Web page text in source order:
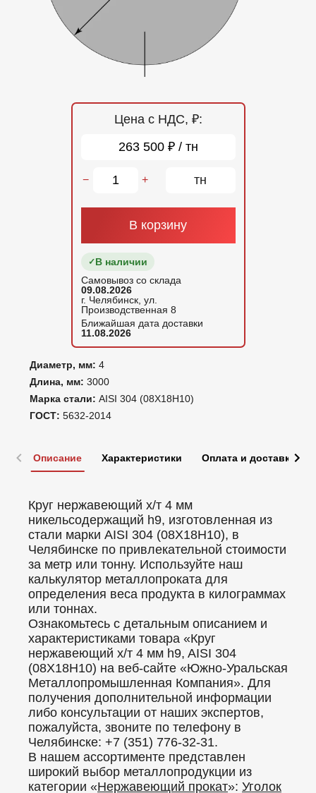
Диаметр, мм: 4
Длина, мм: 3000
Марка стали: AISI 304 (08Х18Н10)
ГОСТ: 5632-2014
Цена с НДС, ₽:
263 500 ₽ / тн
− + тн
В корзину
В наличии
Самовывоз со склада
09.08.2026
г. Челябинск, ул.
Производственная 8
Ближайшая дата доставки
11.08.2026
Описание Характеристики Оплата и доставка
Круг нержавеющий х/т 4 мм
никельсодержащий h9, изготовленная из
стали марки AISI 304 (08Х18Н10), в
Челябинске по привлекательной стоимости
за метр или тонну. Используйте наш
калькулятор металлопроката для
определения веса продукта в килограммах
или тоннах.
Ознакомьтесь с детальным описанием и
характеристиками товара «Круг
нержавеющий х/т 4 мм h9, AISI 304
(08Х18Н10) на веб-сайте «Южно-Уральская
Металлопромышленная Компания». Для
получения дополнительной информации
либо консультации от наших экспертов,
пожалуйста, звоните по телефону в
Челябинске: +7 (351) 776-32-31.
В нашем ассортименте представлен
широкий выбор металлопродукции из
категории «Нержавеющий прокат»: Уголок